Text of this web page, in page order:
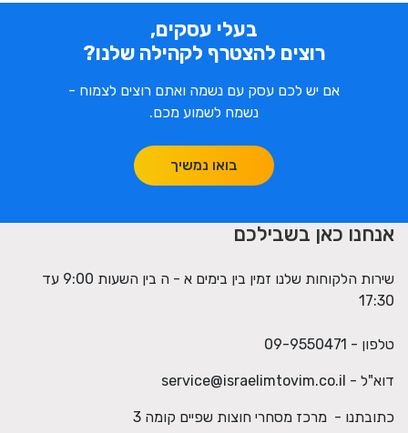
בעלי עסקים,
רוצים להצטרף לקהילה שלנו?
אם יש לכם עסק עם נשמה ואתם רוצים לצמוח -
נשמח לשמוע מכם.
בואו נמשיך
אנחנו כאן בשבילכם
שירות הלקוחות שלנו זמין בין בימים א - ה בין השעות 9:00 עד
17:30
טלפון - 09-9550471
דוא"ל - service@israelimtovim.co.il
כתובתנו - מרכז מסחרי חוצות שפיים קומה 3